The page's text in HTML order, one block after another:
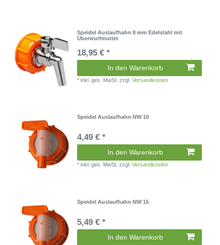
Speidel Auslaufhahn 8 mm Edelstahl mit
Überwurfmutter
18,95 € *
In den Warenkorb
*inkl. ges. MwSt. zzgl.Versandkosten
Speidel Auslaufhahn NW 10
4,49 € *
In den Warenkorb
*inkl. ges. MwSt. zzgl.Versandkosten
Speidel Auslaufhahn NW 15
5,49 € *
In den Warenkorb